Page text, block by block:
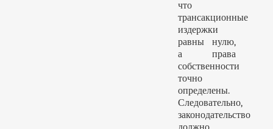
что
трансакционные
издержки
равны нулю,
а права
собственности
точно
определены.
Следовательно,
законодательство